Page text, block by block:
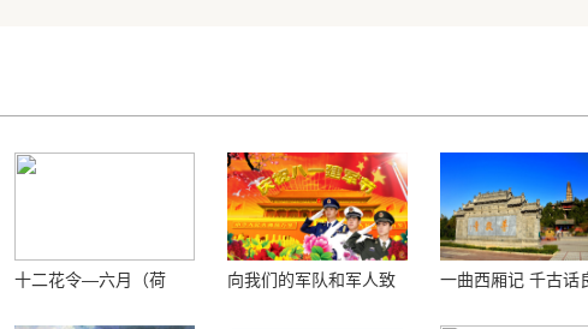
十二花令—六月（荷
向我们的军队和军人致
一曲西厢记 千古话